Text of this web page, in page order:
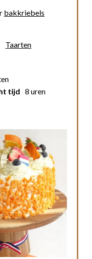
bakkriebels
Taarten
tijd 8 uren